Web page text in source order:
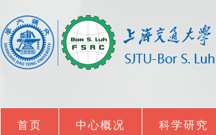
首页 中心概况 科学研究